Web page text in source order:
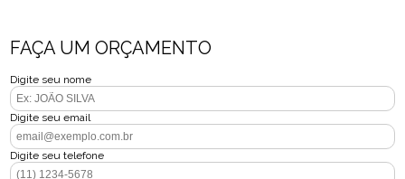
FAÇA UM ORÇAMENTO
Digite seu nome
Digite seu email
Digite seu telefone